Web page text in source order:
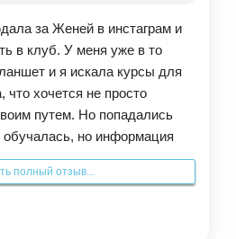
за Женей в инстаграм и
в клуб. У меня уже в то
и я искала курсы для
хочется не просто
путем. Но попадались
но информация
то есть для себя я ничего
не было какой-то отдачи и
то, что есть свое
полный отзыв...